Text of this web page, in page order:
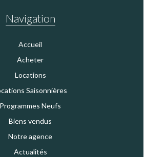
Navigation
Accueil
Acheter
Locations
Saisonnières
Programmes Neufs
Biens vendus
Notre agence
Actualités